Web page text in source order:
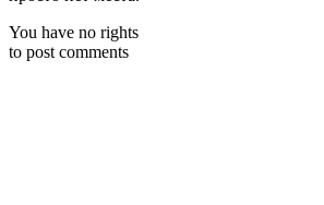
You have no rights
to post comments